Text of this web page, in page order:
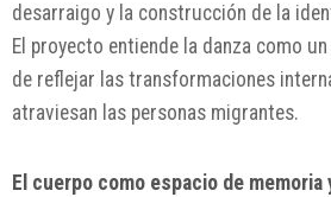
desarraigo y la construcción de la
El proyecto entiende la danza como
de reflejar las transformaciones
atraviesan las personas migrantes.
El cuerpo como espacio de